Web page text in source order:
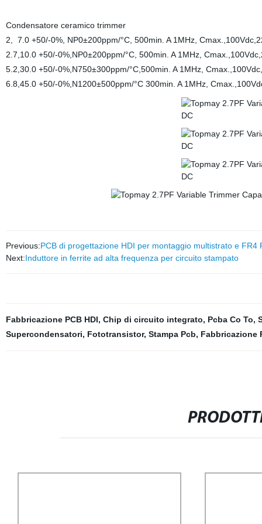
Condensatore ceramico trimmer
2, 7.0 +50/-0%, NP0±200ppm/°C, 500min. A 1MHz,
2.7,10.0 +50/-0%,NP0±200ppm/°C, 500min. A 1MHz,
5.2,30.0 +50/-0%,N750±300ppm/°C,500min. A 1MHz,
6.8,45.0 +50/-0%,N1200±500ppm/°C 300min. A 1MHz,
Previous:PCB di progettazione HDI per montaggio multistrato e FR4
Next:Induttore in ferrite ad alta frequenza per circuito stampato
Fabbricazione PCB HDI, Chip di circuito integrato, Pcba Co To,
Supercondensatori, Fototransistor, Stampa Pcb, Fabbricazione